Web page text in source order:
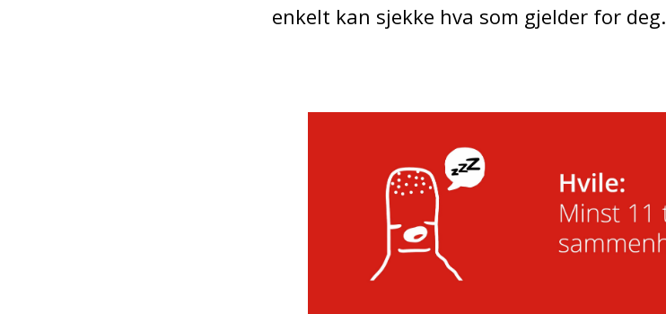
enkelt kan sjekke hva som gjelder for deg.